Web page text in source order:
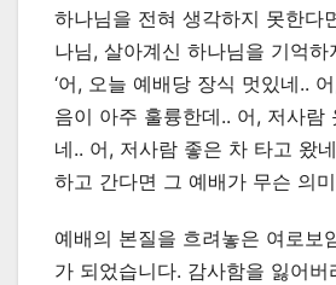
하나님을 전혀 생각하지 못한다
나님, 살아계신 하나님을 기억하
‘어, 오늘 예배당 장식 멋있네..
음이 아주 훌륭한데.. 어, 저사람
네.. 어, 저사람 좋은 차 타고 왔
하고 간다면 그 예배가 무슨 의
예배의 본질을 흐려놓은 여로보
가 되었습니다. 감사함을 잃어버